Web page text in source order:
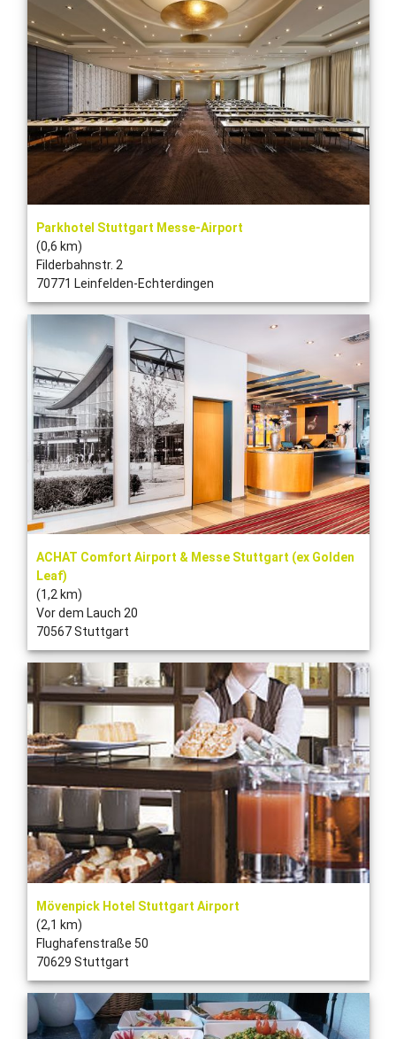
Parkhotel Stuttgart Messe-Airport
(0,6 km)
Filderbahnstr. 2
70771 Leinfelden-Echterdingen
ACHAT Comfort Airport & Messe Stuttgart (ex Golden
Leaf)
(1,2 km)
Vor dem Lauch 20
70567 Stuttgart
Mövenpick Hotel Stuttgart Airport
(2,1 km)
Flughafenstraße 50
70629 Stuttgart